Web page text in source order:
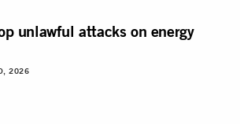
unlawful attacks on energy
2026